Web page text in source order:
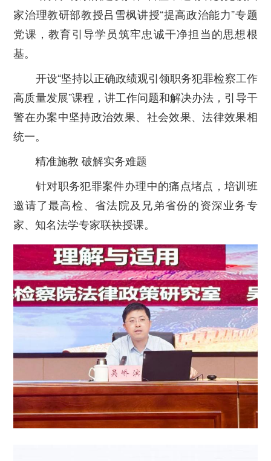
家治理教研部教授吕雪枫讲授“提高政治能力”专题
党课，教育引导学员筑牢忠诚干净担当的思想根
基。
开设“坚持以正确政绩观引领职务犯罪检察工作
高质量发展”课程，讲工作问题和解决办法，引导干
警在办案中坚持政治效果、社会效果、法律效果相
统一。
精准施教 破解实务难题
针对职务犯罪案件办理中的痛点堵点，培训班
邀请了最高检、省法院及兄弟省份的资深业务专
家、知名法学专家联袂授课。